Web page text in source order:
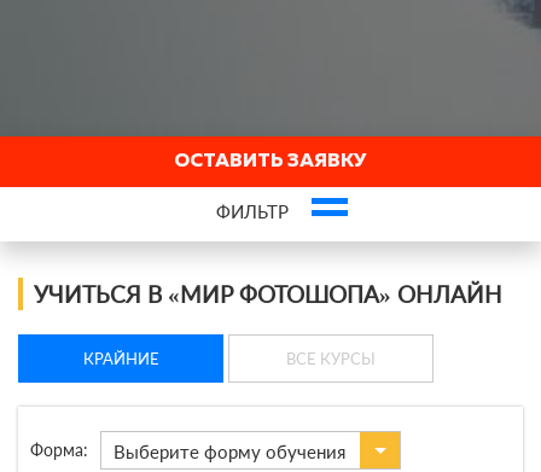
УЧИТЬСЯ В «МИР ФОТОШОПА» ОНЛАЙН
КРАЙНИЕ ВСЕ КУРСЫ
Форма: Выберите форму обучения
ОСТАВИТЬ ЗАЯВКУ
ФИЛЬТР
клиентов